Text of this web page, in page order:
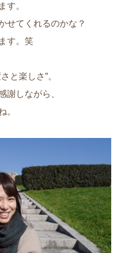
す。
せてくれるのかな？
す。笑
と楽しさ”。
謝しながら、
。